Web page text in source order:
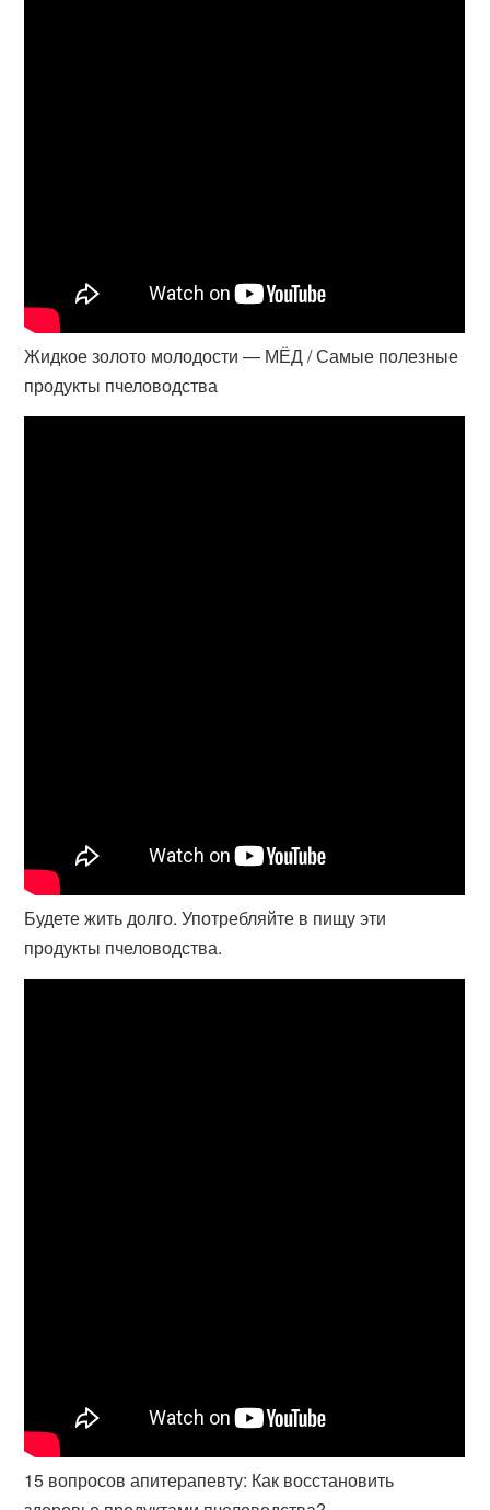
Жидкое золото молодости — МЁД / Самые полезные
продукты пчеловодства
Будете жить долго. Употребляйте в пищу эти
продукты пчеловодства.
15 вопросов апитерапевту: Как восстановить